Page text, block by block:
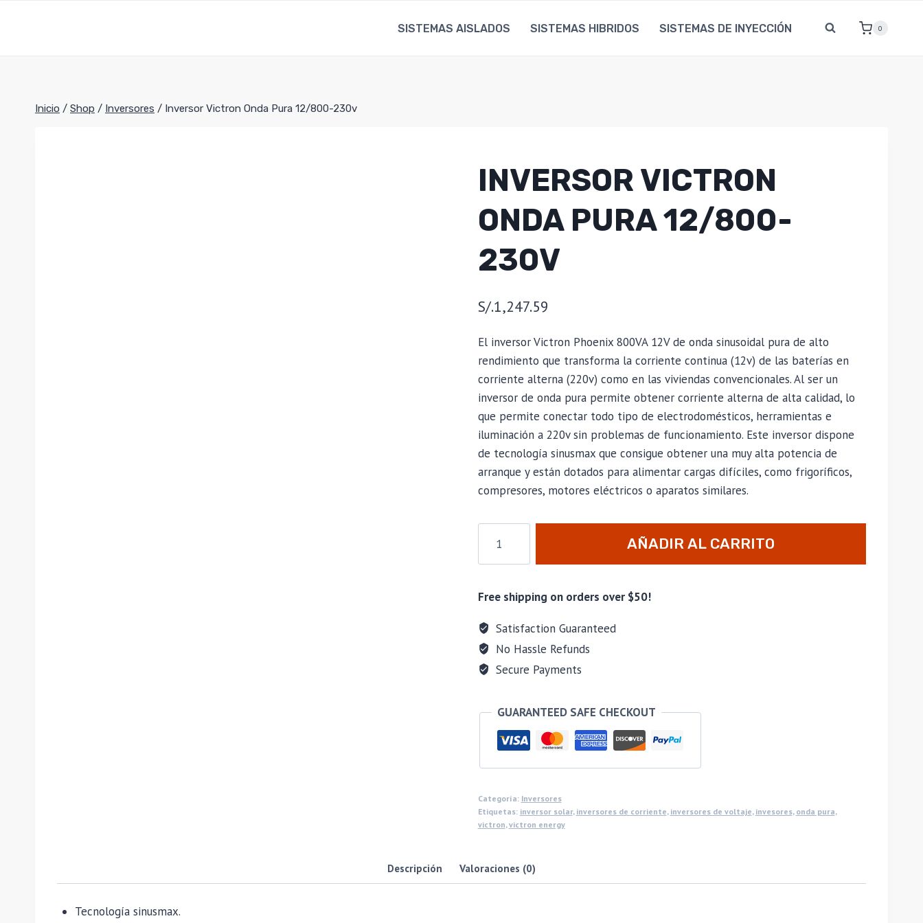
SISTEMAS AISLADOS SISTEMAS HIBRIDOS SISTEMAS DE INYECCIÓN 0
Inicio / Shop / Inversores / Inversor Victron Onda Pura 12/800-230v
INVERSOR VICTRON
ONDA PURA 12/800-
230V
S/.1,247.59
El inversor Victron Phoenix 800VA 12V de onda sinusoidal pura de alto
rendimiento que transforma la corriente continua (12v) de las baterías en
corriente alterna (220v) como en las viviendas convencionales. Al ser un
inversor de onda pura permite obtener corriente alterna de alta calidad, lo
que permite conectar todo tipo de electrodomésticos, herramientas e
iluminación a 220v sin problemas de funcionamiento. Este inversor dispone
de tecnología sinusmax que consigue obtener una muy alta potencia de
arranque y están dotados para alimentar cargas difíciles, como frigoríficos,
compresores, motores eléctricos o aparatos similares.
AÑADIR AL CARRITO
Free shipping on orders over $50!
Satisfaction Guaranteed
No Hassle Refunds
Secure Payments
GUARANTEED SAFE CHECKOUT
Categoría: Inversores
Etiquetas: inversor solar, inversores de corriente, inversores de voltaje, invesores, onda pura,
victron,victron energy
Descripción Valoraciones (0)
Tecnología sinusmax.